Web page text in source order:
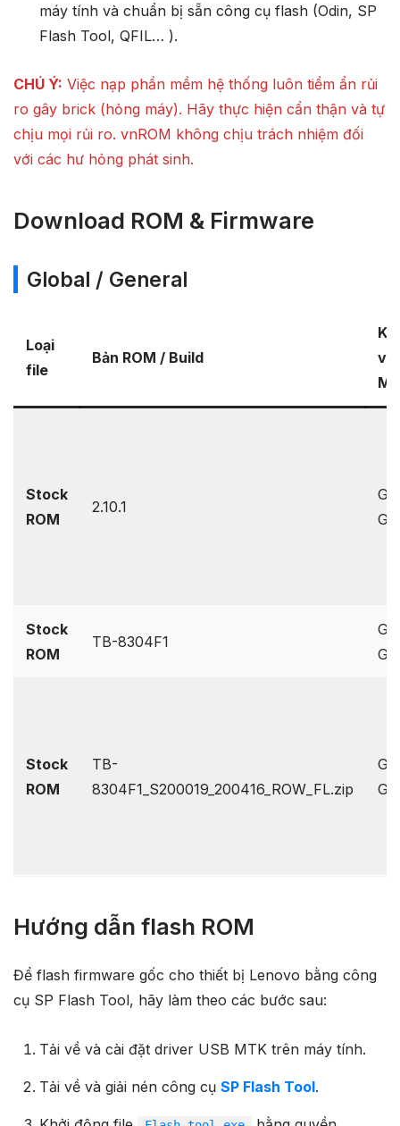
máy tính và chuẩn bị sẵn công cụ flash (Odin, SP
Flash Tool, QFIL… ).
CHÚ Ý: Việc nạp phần mềm hệ thống luôn tiềm ẩn rủi
ro gây brick (hỏng máy). Hãy thực hiện cẩn thận và tự
chịu mọi rủi ro. vnROM không chịu trách nhiệm đối
với các hư hỏng phát sinh.
Download ROM & Firmware
Global / General
Loại
file
Bản ROM / Build
Stock
ROM
2.10.1
Stock
ROM
TB-8304F1
Stock
ROM
TB-
8304F1_S200019_200416_ROW_FL.zip
Hướng dẫn flash ROM
Để flash firmware gốc cho thiết bị Lenovo bằng công
cụ SP Flash Tool, hãy làm theo các bước sau:
Tải về và cài đặt driver USB MTK trên máy tính.
Tải về và giải nén công cụ SP Flash Tool.